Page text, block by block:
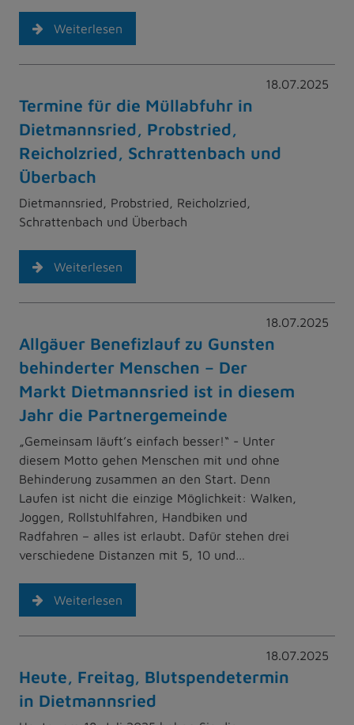
Weiterlesen
18.07.2025
Termine für die Müllabfuhr in
Dietmannsried, Probstried,
Reicholzried, Schrattenbach und
Überbach
Dietmannsried, Probstried, Reicholzried,
Schrattenbach und Überbach
Weiterlesen
18.07.2025
Allgäuer Benefizlauf zu Gunsten
behinderter Menschen – Der
Markt Dietmannsried ist in diesem
Jahr die Partnergemeinde
„Gemeinsam läuft’s einfach besser!“ - Unter
diesem Motto gehen Menschen mit und ohne
Behinderung zusammen an den Start. Denn
Laufen ist nicht die einzige Möglichkeit: Walken,
Joggen, Rollstuhlfahren, Handbiken und
Radfahren – alles ist erlaubt. Dafür stehen drei
verschiedene Distanzen mit 5, 10 und…
Weiterlesen
18.07.2025
Heute, Freitag, Blutspendetermin
in Dietmannsried